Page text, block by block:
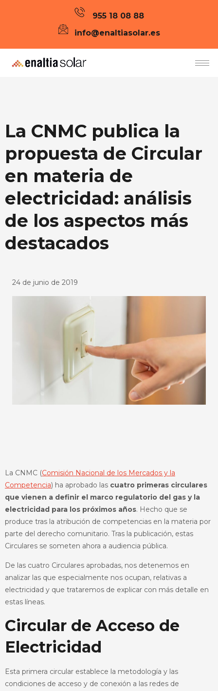
955 18 08 88
info@enaltiasolar.es
La CNMC publica la
propuesta de Circular
en materia de
electricidad: análisis
de los aspectos más
destacados
24 de junio de 2019
La CNMC (Comisión Nacional de los Mercados y la
Competencia) ha aprobado las cuatro primeras circulares
que vienen a definir el marco regulatorio del gas y la
electricidad para los próximos años. Hecho que se
produce tras la atribución de competencias en la materia por
parte del derecho comunitario. Tras la publicación, estas
Circulares se someten ahora a audiencia pública.
De las cuatro Circulares aprobadas, nos detenemos en
analizar las que especialmente nos ocupan, relativas a
electricidad y que trataremos de explicar con más detalle en
estas líneas.
Circular de Acceso de
Electricidad
Esta primera circular establece la metodología y las
condiciones de acceso y de conexión a las redes de